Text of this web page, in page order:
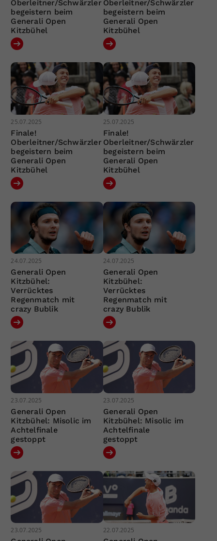
Oberleitner/Schwärzler
begeistern beim
Generali Open
Kitzbühel
Oberleitner/Schwärzler
begeistern beim
Generali Open
Kitzbühel
25.07.2025
Finale!
Oberleitner/Schwärzler
begeistern beim
Generali Open
Kitzbühel
25.07.2025
Finale!
Oberleitner/Schwärzler
begeistern beim
Generali Open
Kitzbühel
24.07.2025
Generali Open
Kitzbühel:
Verrücktes
Regenmatch mit
crazy Bublik
24.07.2025
Generali Open
Kitzbühel:
Verrücktes
Regenmatch mit
crazy Bublik
23.07.2025
Generali Open
Kitzbühel: Misolic im
Achtelfinale
gestoppt
23.07.2025
Generali Open
Kitzbühel: Misolic im
Achtelfinale
gestoppt
23.07.2025 22.07.2025